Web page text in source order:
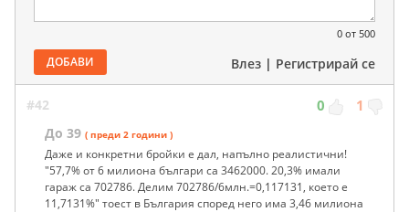
0 от 500
ДОБАВИ Влез | Регистрирай се
#42 0 1
До 39 ( преди 2 години )
Даже и конкретни бройки е дал, напълно реалистични!
"57,7% от 6 милиона българи са 3462000. 20,3% имали
гараж са 702786. Делим 702786/6млн.=0,117131, което е
11,7131%" тоест в България според него има 3,46 милиона